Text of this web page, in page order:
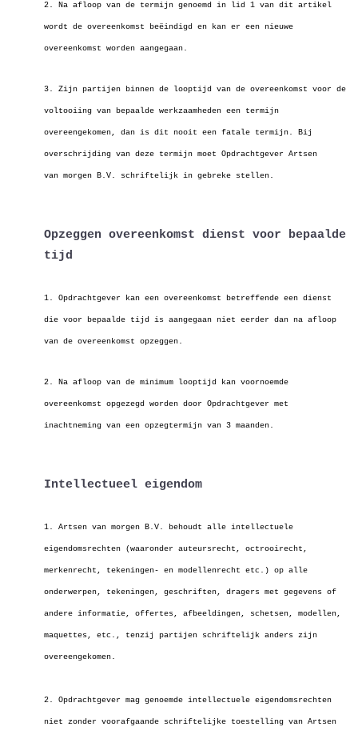
2. Na afloop van de termijn genoemd in lid 1 van dit artikel
wordt de overeenkomst beëindigd en kan er een nieuwe
overeenkomst worden aangegaan.
3. Zijn partijen binnen de looptijd van de overeenkomst voor de
voltooiing van bepaalde werkzaamheden een termijn
overeengekomen, dan is dit nooit een fatale termijn. Bij
overschrijding van deze termijn moet Opdrachtgever Artsen
van morgen B.V. schriftelijk in gebreke stellen.
Opzeggen overeenkomst dienst voor bepaalde
tijd
1. Opdrachtgever kan een overeenkomst betreffende een dienst
die voor bepaalde tijd is aangegaan niet eerder dan na afloop
van de overeenkomst opzeggen.
2. Na afloop van de minimum looptijd kan voornoemde
overeenkomst opgezegd worden door Opdrachtgever met
inachtneming van een opzegtermijn van 3 maanden.
Intellectueel eigendom
1. Artsen van morgen B.V. behoudt alle intellectuele
eigendomsrechten (waaronder auteursrecht, octrooirecht,
merkenrecht, tekeningen- en modellenrecht etc.) op alle
onderwerpen, tekeningen, geschriften, dragers met gegevens of
andere informatie, offertes, afbeeldingen, schetsen, modellen,
maquettes, etc., tenzij partijen schriftelijk anders zijn
overeengekomen.
2. Opdrachtgever mag genoemde intellectuele eigendomsrechten
niet zonder voorafgaande schriftelijke toestelling van Artsen